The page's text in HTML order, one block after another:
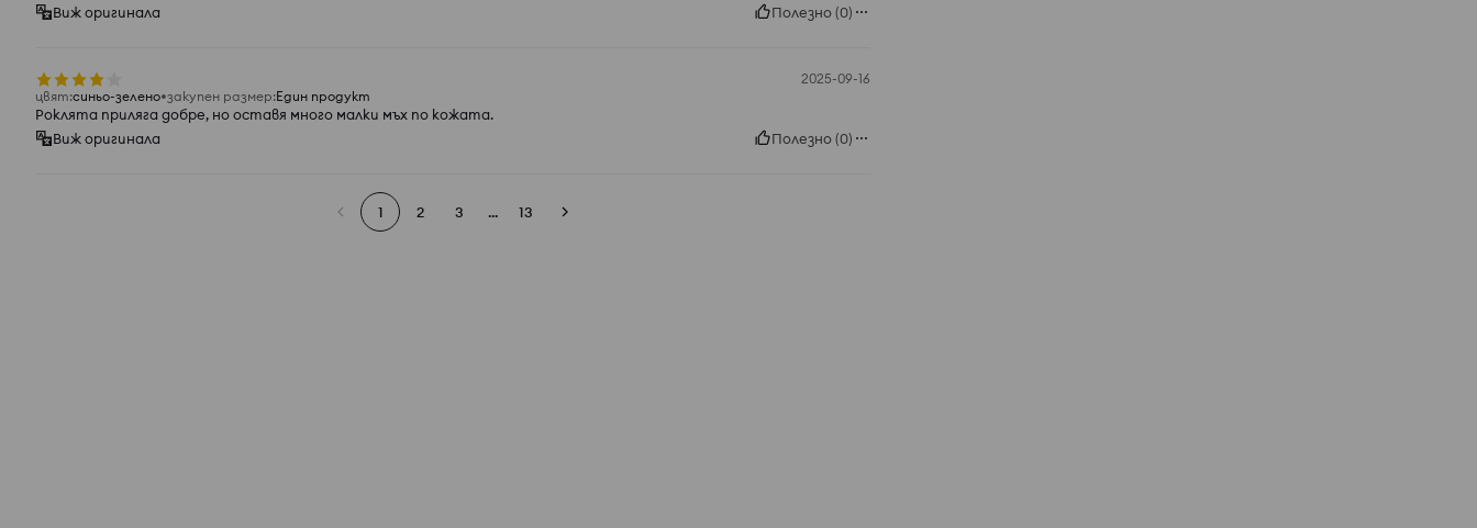
Виж оригинала
Полезно(0)
2025-09-16
цвят:синьо-зелено закупен размер:Един продукт
Роклята приляга добре, но оставя много малки мъх по кожата.
Виж оригинала
Полезно(0)
1 2 3 ... 13